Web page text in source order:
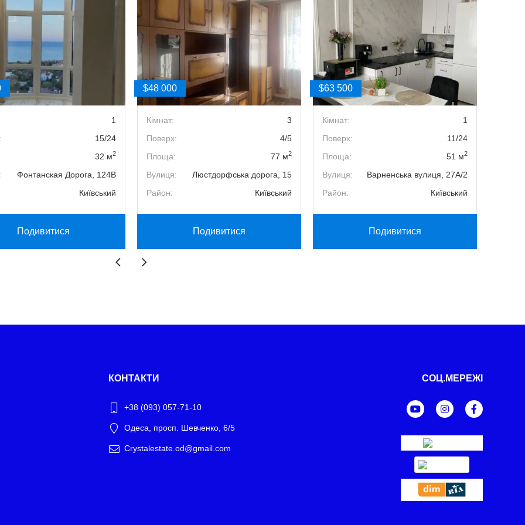
1
15/24
32 м2
Фонтанская Дорога, 124В
Київський
Подивитися
$48 000
Кімнат:
3
Поверх:
4/5
Площа:
77 м2
Вулиця:
Люстдорфська дорога, 15
Район:
Київський
Подивитися
$63 500
Кімнат:
1
Поверх:
11/24
Площа:
51 м2
Вулиця:
Варненська вулиця, 27А/2
Район:
Київський
Подивитися
КОНТАКТИ
+38 (093) 057-71-10
Одеса, просп. Шевченко, 6/5
Crystalestate.od@gmail.com
СОЦ.МЕРЕЖІ